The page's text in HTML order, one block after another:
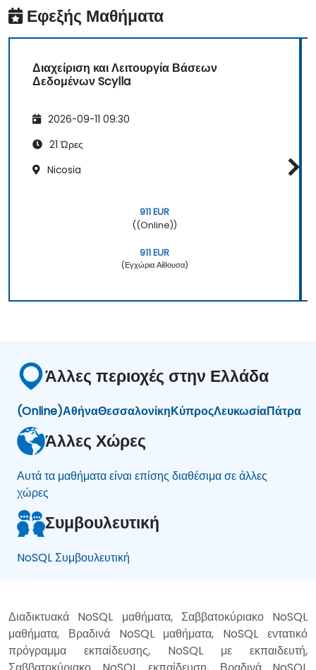
Εφεξής Μαθήματα
Διαχείριση και Λειτουργία Βάσεων
Δεδομένων Scylla
2026-09-11 09:30
21 Ώρες
Nicosia
911 EUR
((Online))
911 EUR
(Εγχώρια Αίθουσα)
Άλλες περιοχές στην Ελλάδα
(Online)ΑθήναΘεσσαλονίκηΚύπροςΛευκωσίαΠάτρα
Άλλες Χώρες
Αυτά τα μαθήματα είναι επίσης διαθέσιμα σε άλλες
χώρες
Συμβουλευτική
NoSQL Συμβουλευτική
Διαδικτυακά NoSQL μαθήματα, Σαββατοκύριακο NoSQL
μαθήματα, Βραδινά NoSQL μαθήματα, NoSQL εντατικό
πρόγραμμα εκπαίδευσης, NoSQL με εκπαιδευτή,